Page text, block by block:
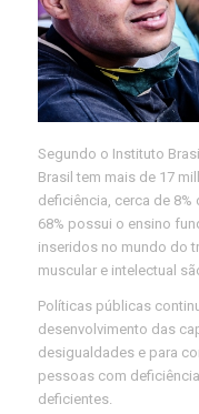
Segundo o Instituto
Brasil tem mais de 17
deficiência, cerca de
68% possui o ensino
inseridos no mundo do
muscular e intelectual
Políticas públicas
desenvolvimento das
desigualdades e para
pessoas com
deficientes.